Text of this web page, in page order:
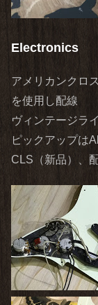
Electronics
アメリカンクロ
を使用し配線
ヴィンテージラ
ピックアップは
CLS（新品）、